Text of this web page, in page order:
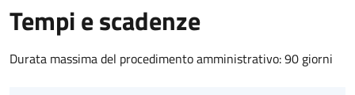
Tempi e scadenze
Durata massima del procedimento amministrativo: 90 giorni